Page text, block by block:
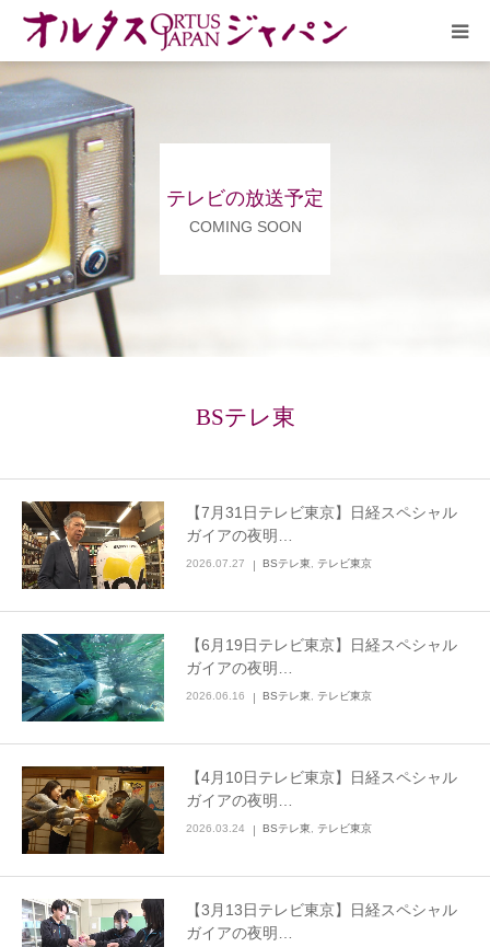
テレビの放送予定
COMING SOON
BSテレ東
【7月31日テレビ東京】日経スペシャル
ガイアの夜明…
2026.07.27 BSテレ東 テレビ東京
【6月19日テレビ東京】日経スペシャル
ガイアの夜明…
2026.06.16 BSテレ東 テレビ東京
【4月10日テレビ東京】日経スペシャル
ガイアの夜明…
2026.03.24 BSテレ東 テレビ東京
【3月13日テレビ東京】日経スペシャル
ガイアの夜明…
HOME
放送予定
作品リスト
VOICE
企画実現部
お問合せ
English